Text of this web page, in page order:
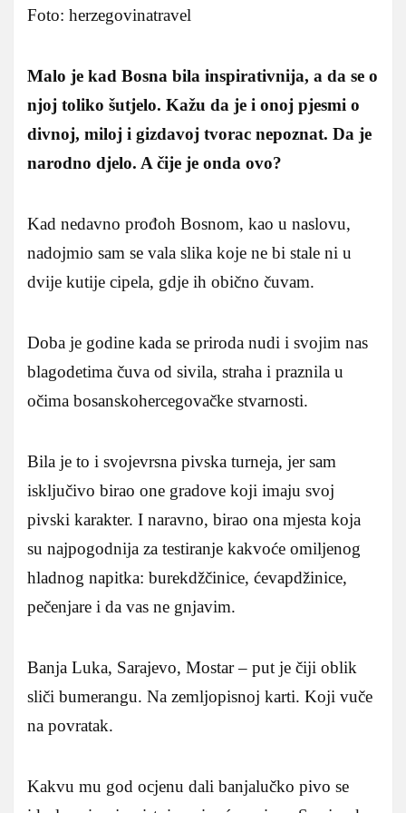
Foto: herzegovinatravel
Malo je kad Bosna bila inspirativnija, a da se o
njoj toliko šutjelo. Kažu da je i onoj pjesmi o
divnoj, miloj i gizdavoj tvorac nepoznat. Da je
narodno djelo. A čije je onda ovo?
Kad nedavno prođoh Bosnom, kao u naslovu,
nadojmio sam se vala slika koje ne bi stale ni u
dvije kutije cipela, gdje ih obično čuvam.
Doba je godine kada se priroda nudi i svojim nas
blagodetima čuva od sivila, straha i praznila u
očima bosanskohercegovačke stvarnosti.
Bila je to i svojevrsna pivska turneja, jer sam
isključivo birao one gradove koji imaju svoj
pivski karakter. I naravno, birao ona mjesta koja
su najpogodnija za testiranje kakvoće omiljenog
hladnog napitka: burekdžčinice, ćevapdžinice,
pečenjare i da vas ne gnjavim.
Banja Luka, Sarajevo, Mostar – put je čiji oblik
sliči bumerangu. Na zemljopisnoj karti. Koji vuče
na povratak.
Kakvu mu god ocjenu dali banjalučko pivo se